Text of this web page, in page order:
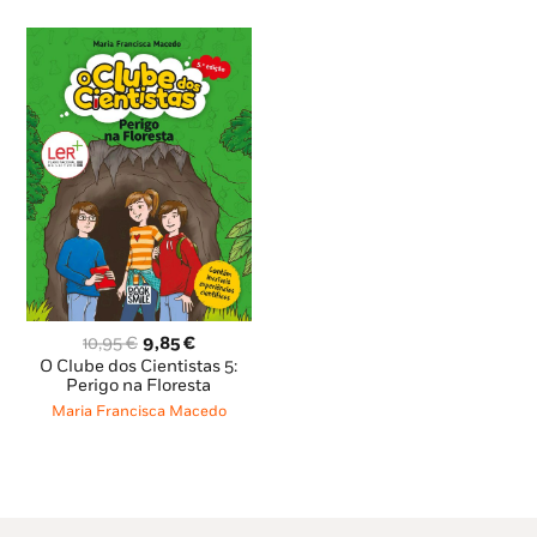
10,95€ O
preço
original
era:
9,85€O
preço
atual
é:
O Clube dos Cientistas 5:
Perigo na Floresta
Maria Francisca Macedo